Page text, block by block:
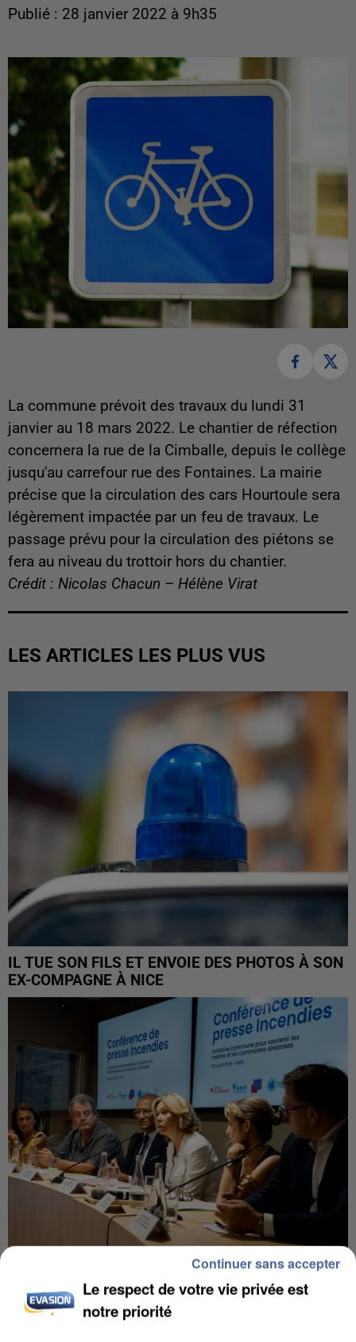
Publié : 28 janvier 2022 à 9h35
La commune prévoit des travaux du lundi 31
janvier au 18 mars 2022. Le chantier de réfection
concernera la rue de la Cimballe, depuis le collège
jusqu'au carrefour rue des Fontaines. La mairie
précise que la circulation des cars Hourtoule sera
légèrement impactée par un feu de travaux. Le
passage prévu pour la circulation des piétons se
fera au niveau du trottoir hors du chantier.
Crédit : Nicolas Chacun – Hélène Virat
LES ARTICLES LES PLUS VUS
IL TUE SON FILS ET ENVOIE DES PHOTOS À SON
EX-COMPAGNE À NICE
INCENDIES : L’ÎLE-DE-FRANCE LANCE UN ÉLAN
DE SOLIDARITÉ AVEC LES...
Le respect de votre vie privée est
notre priorité
Continuer sans accepter